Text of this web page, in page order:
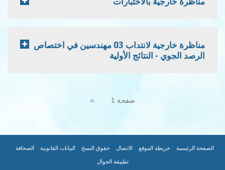
مناظرة خارجية لانتداب 03 مهندسين في اختصاص
الأولية
الموقع| الاتصال| حقوق النسخ| البيانات القانونية|الصحافة |